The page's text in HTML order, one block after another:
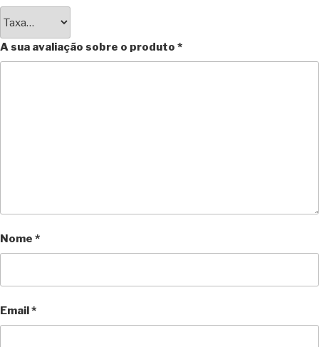
A sua avaliação sobre o produto *
Nome *
Email*